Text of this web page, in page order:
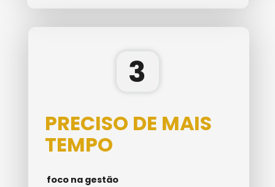
3
PRECISO DE MAIS
TEMPO
foco na gestão